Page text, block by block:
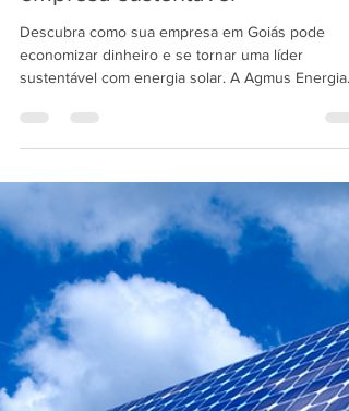
Muryel Barbosa
22 de mar. de 2023
2 min de leitura
Energia solar: 5 maneiras de
Descubra como sua empresa em Goiás pode
economizar dinheiro e se tornar uma líder
sustentável com energia solar. A Agmus Energia
Solar pode